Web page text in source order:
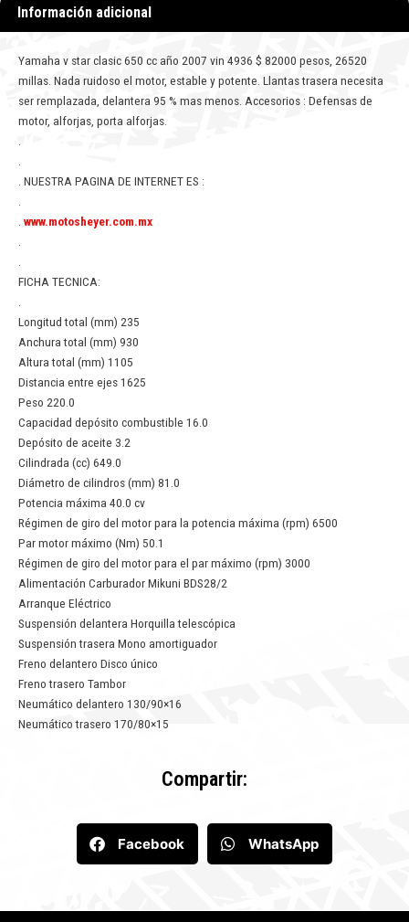
Información adicional
Yamaha v star clasic 650 cc año 2007 vin 4936 $ 82000 pesos, 26520
millas. Nada ruidoso el motor, estable y potente. Llantas trasera necesita
ser remplazada, delantera 95 % mas menos. Accesorios : Defensas de
motor, alforjas, porta alforjas.
. NUESTRA PAGINA DE INTERNET ES :
www.motosheyer.com.mx
FICHA TECNICA:
Longitud total (mm) 235
Anchura total (mm) 930
Altura total (mm) 1105
Distancia entre ejes 1625
Peso 220.0
Capacidad depósito combustible 16.0
Depósito de aceite 3.2
Cilindrada (cc) 649.0
Diámetro de cilindros (mm) 81.0
Potencia máxima 40.0 cv
Régimen de giro del motor para la potencia máxima (rpm) 6500
Par motor máximo (Nm) 50.1
Régimen de giro del motor para el par máximo (rpm) 3000
Alimentación Carburador Mikuni BDS28/2
Arranque Eléctrico
Suspensión delantera Horquilla telescópica
Suspensión trasera Mono amortiguador
Freno delantero Disco único
Freno trasero Tambor
Neumático delantero 130/90×16
Neumático trasero 170/80×15
Compartir:
Facebook WhatsApp